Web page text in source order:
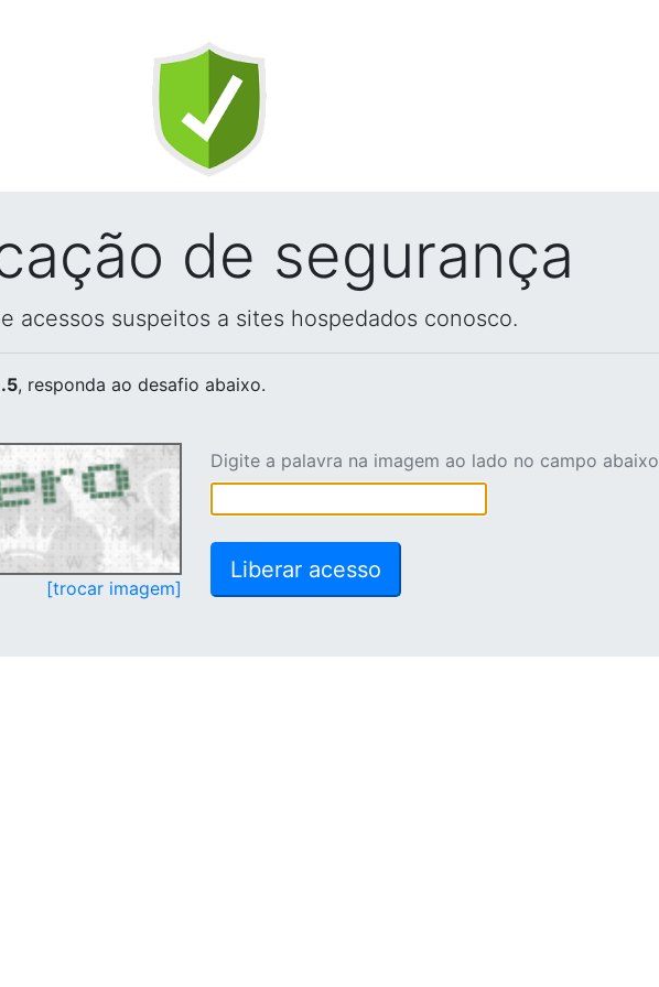
de segurança
acessos suspeitos a sites hospedados conosco.
, responda ao desafio abaixo.
[trocar imagem]
Digite a palavra na imagem ao lado no campo abaixo